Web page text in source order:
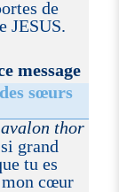
de
JESUS.
message
sœurs
thor
grand
tu es
mon cœur